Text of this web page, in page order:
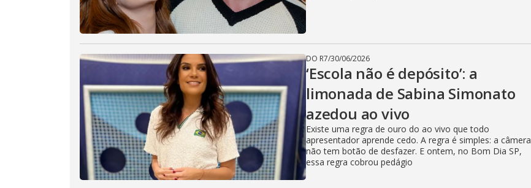
DO R7/30/06/2026
‘Escola não é depósito’: a
limonada de Sabina Simonato
azedou ao vivo
Existe uma regra de ouro do ao vivo que todo
apresentador aprende cedo. A regra é simples: a câmera
não tem botão de desfazer. E ontem, no Bom Dia SP,
essa regra cobrou pedágio